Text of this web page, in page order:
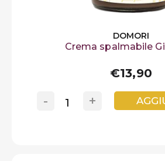
DOMORI
Crema spalmabile
€13,90
+
-